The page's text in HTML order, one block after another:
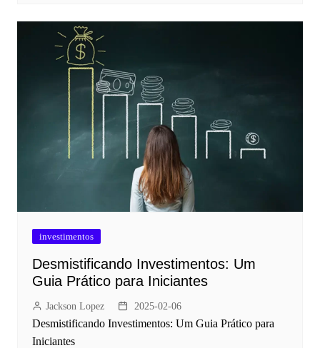
investimentos
Desmistificando Investimentos: Um
Guia Prático para Iniciantes
Jackson Lopez 2025-02-06
Desmistificando Investimentos: Um Guia Prático para
Iniciantes